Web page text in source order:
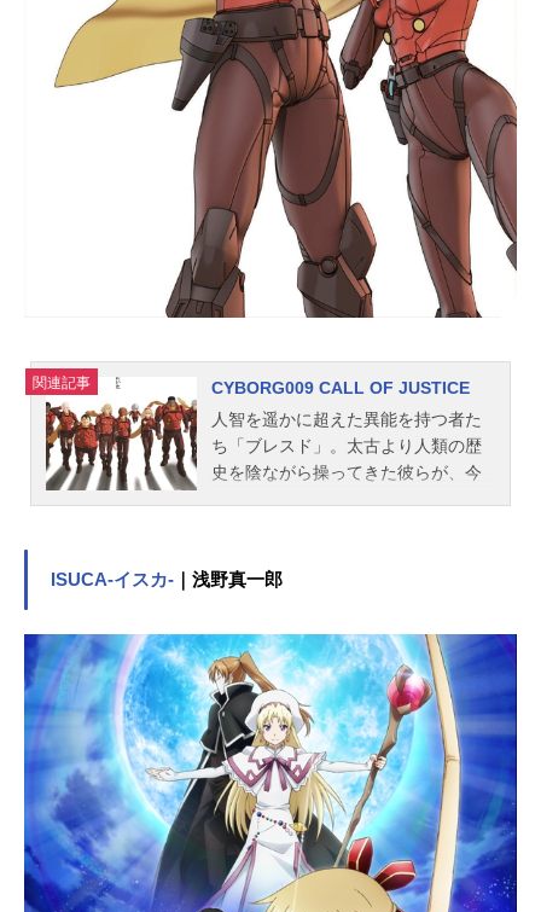
7日（水）TOKYOMXほか話数全12話
キャスト神宮司高馬：鈴木達央羽早
川翔：佐藤拓也緋櫻春人：豊永利行
白鳥蓮：斎賀みつき青葉蛍：永塚拓
馬藤代悠希：KENN黒澤大地：山下誠
一郎茶野京一：小林千晃影山輝：河
本啓佑橘晃：前野智昭御国鷹司：杉
山紀彰如月天奈：三澤紗千香スタッ
フ原作：「IntouchableButlers」(Su
mmerACG)監督：高橋賢シリーズ構
成：...
関連記事
CYBORG009 CALL OF JUSTICE
人智を遥かに超えた異能を持つ者た
ち「ブレスド」。太古より人類の歴
史を陰ながら操ってきた彼らが、今
レスド」の存在に勘づいた数少ない
シー・ダベンポートが、アメリカの
テキサス州にある家を訪ねた。彼女
を出迎えたのは、009こと島村ジョー
をはじめとするゼロゼロナンバーサ
イボーグたち。彼らは改造手術によ
り、核兵器ともわたりあえる存在と
して、冷戦時代から幾度も人類の危
機を救ってきた。しかしその後、国
連軍ガーディアンズの創設により、
サイボーグ戦士たちは人類を守ると
いう使命を離れ、ようやく穏やかな
ISUCA-イスカ- ｜浅野真一郎